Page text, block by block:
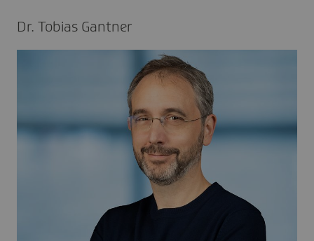
Dr. Tobias Gantner